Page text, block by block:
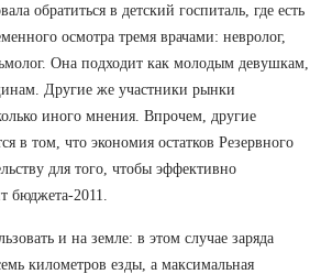
обратиться в детский госпиталь, где есть
осмотра тремя врачами: невролог,
Она подходит как молодым девушкам,
Другие же участники рынки
иного мнения. Впрочем, другие
в том, что экономия остатков Резервного
для того, чтобы эффективно
бюджета-2011.
и на земле: в этом случае заряда
километров езды, а максимальная